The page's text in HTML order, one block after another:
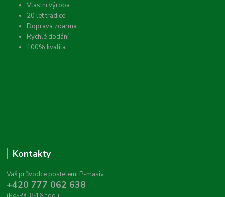
Vlastní výroba
20 let tradice
Doprava zdarma
Rychlé dodání
100% kvalita
Kontakty
Váš průvodce postelemi P-masiv
+420 777 062 638